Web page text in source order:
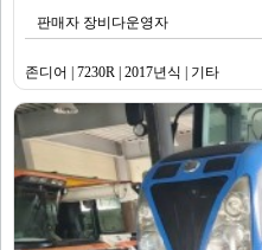
판매자 장비다운영자
존디어 | 7230R | 2017년식 | 기타